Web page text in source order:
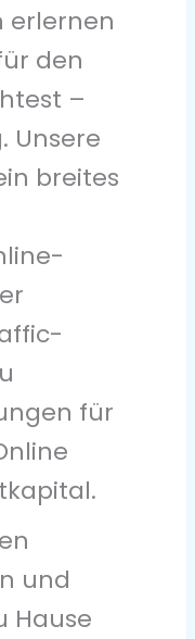
erlernen
den
–
Unsere
breites
für
und
Hause